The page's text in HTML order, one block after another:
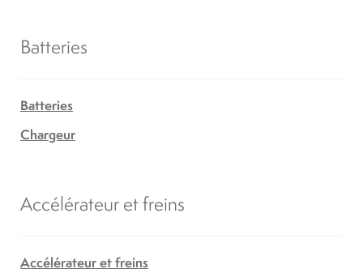
Batteries
Batteries
Chargeur
Accélérateur et freins
Accélérateur et freins